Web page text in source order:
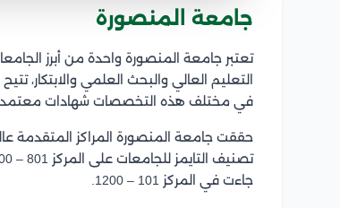
جامعة المنصورة
تعتبر جامعة المنصورة واحدة من أبرز
التعليم العالي والبحث العلمي والابتكار،
في مختلف هذه التخصصات شهادات معتمدة
حققت جامعة المنصورة المراكز المتقدمة
جاءت في المركز 101 – 1200.